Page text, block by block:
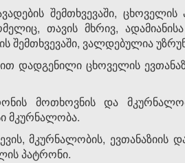
შემთხვევაში,
თავის მხრივ,
შემთხვევაში, ვალდებულია
დადგენილი ცხოველის
მოთხოვნის და
მკურნალობა.
მკურნალობის, ევთანაზიის
პატრონი.